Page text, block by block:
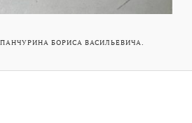
БОРИСА ВАСИЛЬЕВИЧА.